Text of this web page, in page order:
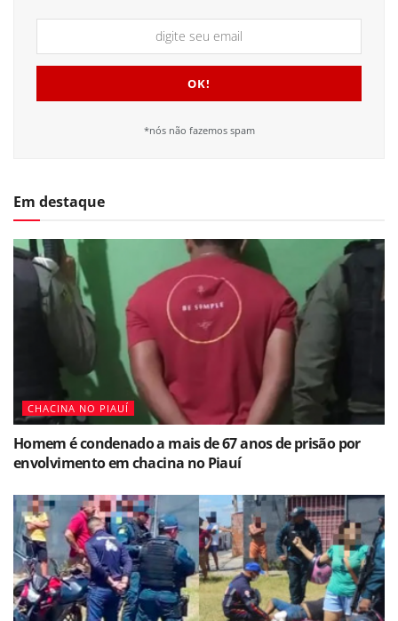
*nós não fazemos spam
Em destaque
CHACINA NO PIAUÍ
Homem é condenado a mais de 67 anos de prisão por
envolvimento em chacina no Piauí